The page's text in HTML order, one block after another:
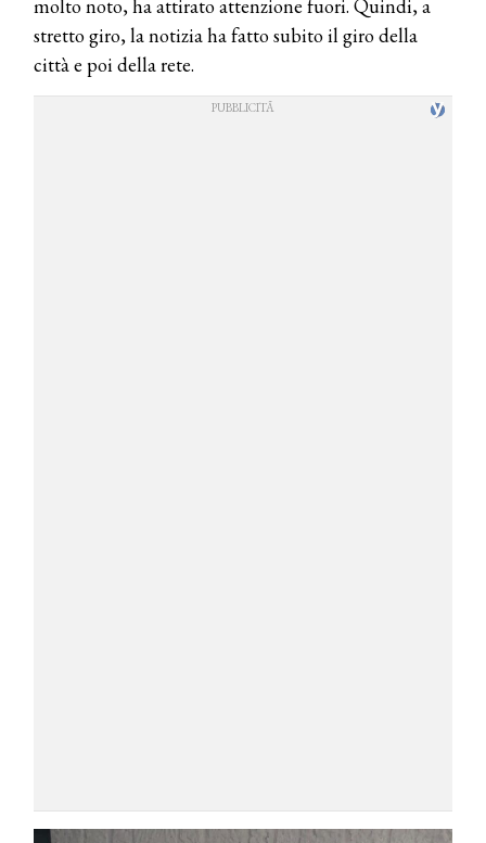
molto noto, ha attirato attenzione fuori. Quindi, a
stretto giro, la notizia ha fatto subito il giro della
città e poi della rete.